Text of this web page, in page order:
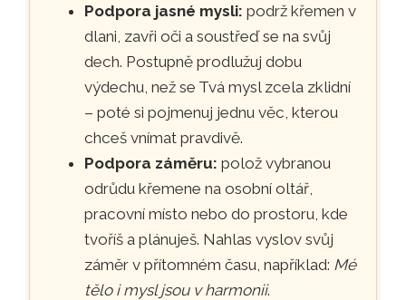
Podpora jasné mysli: podrž křemen v
dlani, zavři oči a soustřeď se na svůj
dech. Postupně prodlužuj dobu
výdechu, než se Tvá mysl zcela zklidní
– poté si pojmenuj jednu věc, kterou
chceš vnímat pravdivě.
Podpora záměru: polož vybranou
odrůdu křemene na osobní oltář,
pracovní místo nebo do prostoru, kde
tvoříš a plánuješ. Nahlas vyslov svůj
záměr v přítomném času, například: Mé
tělo i mysl jsou v harmonii.